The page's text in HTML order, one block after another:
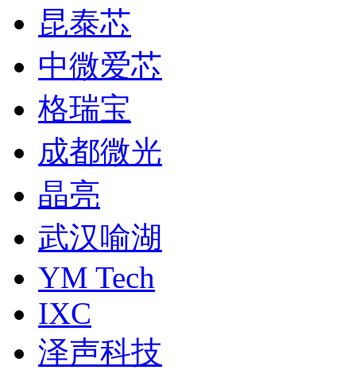
昆泰芯
中微爱芯
格瑞宝
成都微光
晶亮
武汉喻湖
YM Tech
IXC
泽声科技